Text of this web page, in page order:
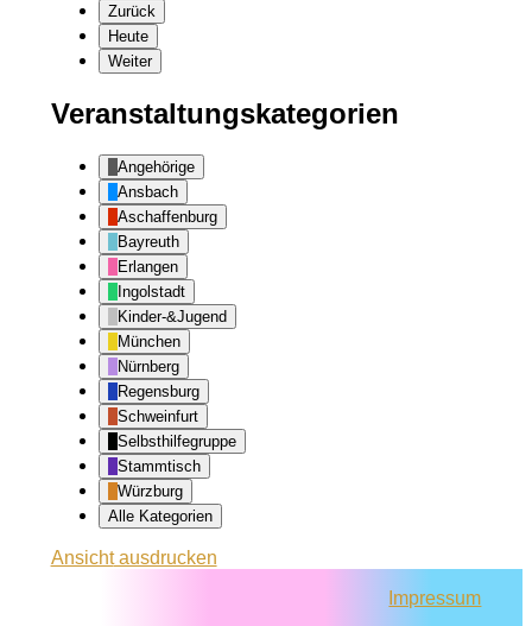
Zurück
Heute
Weiter
Veranstaltungskategorien
Angehörige
Ansbach
Aschaffenburg
Bayreuth
Erlangen
Ingolstadt
Kinder-&Jugend
München
Nürnberg
Regensburg
Schweinfurt
Selbsthilfegruppe
Stammtisch
Würzburg
Alle Kategorien
Ansichtausdrucken
Impressum